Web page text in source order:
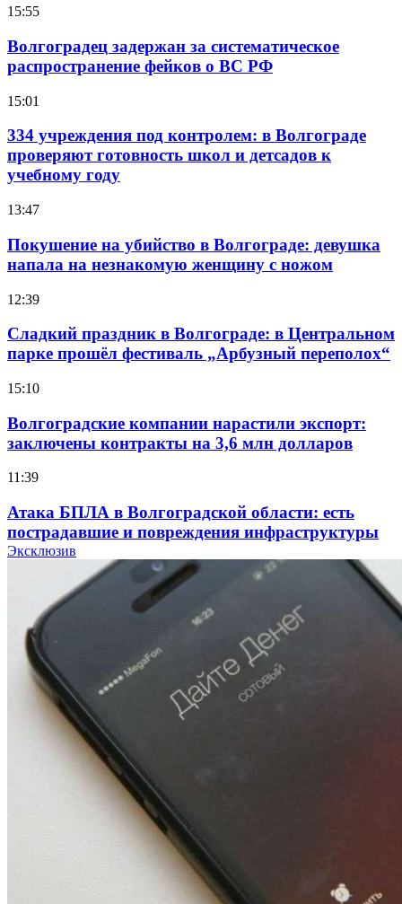
15:55
Волгоградец задержан за систематическое
распространение фейков о ВС РФ
15:01
334 учреждения под контролем: в Волгограде
проверяют готовность школ и детсадов к
учебному году
13:47
Покушение на убийство в Волгограде: девушка
напала на незнакомую женщину с ножом
12:39
Сладкий праздник в Волгограде: в Центральном
парке прошёл фестиваль „Арбузный переполох“
15:10
Волгоградские компании нарастили экспорт:
заключены контракты на 3,6 млн долларов
11:39
Атака БПЛА в Волгоградской области: есть
пострадавшие и повреждения инфраструктуры
Волгоградские вузы в топе зарплатного
рейтинга: ВолгГТУ и ВолгГМУ вошли в топ‑15
для химической отрасли и фармацевтики
18:39
В Красноармейском районе Волгограда стартует
конкурс на ремонт моста через Волго‑Донской
судоходный канал
Фестиваль #ТриЧетыре в Волгограде пройдёт
11–13 сентября в рамках Года единства народов
Эксклюзив